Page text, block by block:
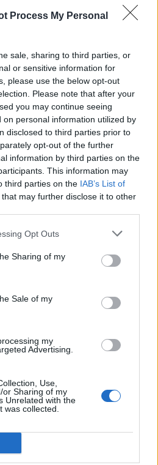
Process My Personal
sale, sharing to third parties, or
or sensitive information for
please use the below opt-out
Please note that after your
you may continue seeing
on personal information utilized by
disclosed to third parties prior to
opt-out of the further
information by third parties on the
This information may
third parties on the IAB’s List of
that may further disclose it to other
Opt Outs
Sharing of my
Sale of my
my
Advertising.
Use,
or Sharing of my
Unrelated with the
was collected.
Antigas anima Sintra a
Sintra na estrada O Moto Clube
tradição...
AGOSTO, 2026